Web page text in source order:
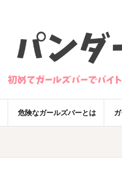
危険なガールズバーとは